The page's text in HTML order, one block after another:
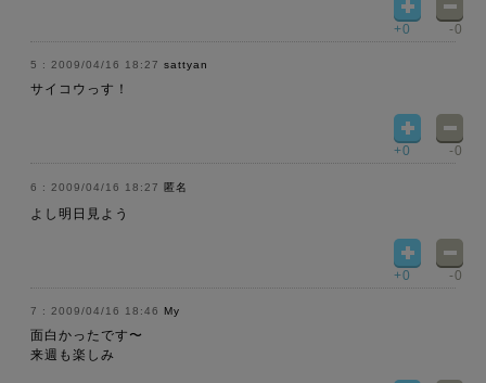
+0 -0
2009/04/16 18:27 sattyan
サイコウっす！
+0 -0
2009/04/16 18:27 匿名
よし明日見よう
+0 -0
2009/04/16 18:46 My
面白かったです〜
来週も楽しみ